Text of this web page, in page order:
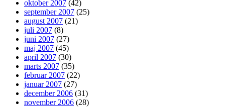
oktober 2007 (42)
september 2007 (25)
august 2007 (21)
juli 2007 (8)
juni 2007 (27)
maj 2007 (45)
april 2007 (30)
marts 2007 (35)
februar 2007 (22)
januar 2007 (27)
december 2006 (31)
november 2006 (28)